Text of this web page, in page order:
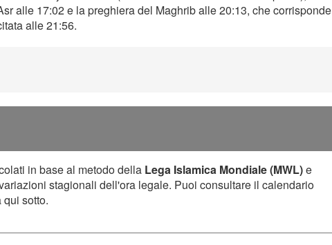
alle 17:02 e la preghiera del Maghrib alle 20:13, che corrisponde
alle 21:56.
in base al metodo della Lega Islamica Mondiale (MWL)e
stagionali dell'ora legale. Puoi consultare il calendario
sotto.